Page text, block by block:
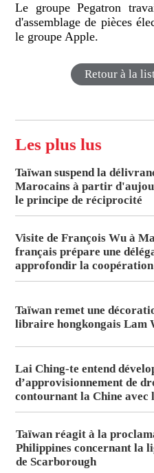
Le groupe Pegatron
d'assemblage de pièces
le groupe Apple.
Retour à la
Les plus lus
Taïwan suspend la
Marocains à partir
le principe de réciprocité
Visite de François Wu à
français prépare une
approfondir la coopération
Taïwan remet une
libraire hongkongais Lam
Lai Ching-te entend
d’approvisionnement de
contournant la Chine avec
Taïwan réagit à la
Philippines concernant la
de Scarborough